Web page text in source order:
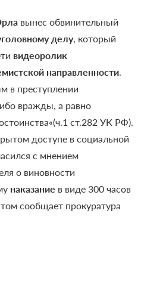
вынес обвинительный
делу, который
видеоролик
направленности.
в преступлении
вражды, а равно
ст.282 УК РФ).
доступе в социальной
с мнением
о виновности
наказание в виде 300 часов
сообщает прокуратура